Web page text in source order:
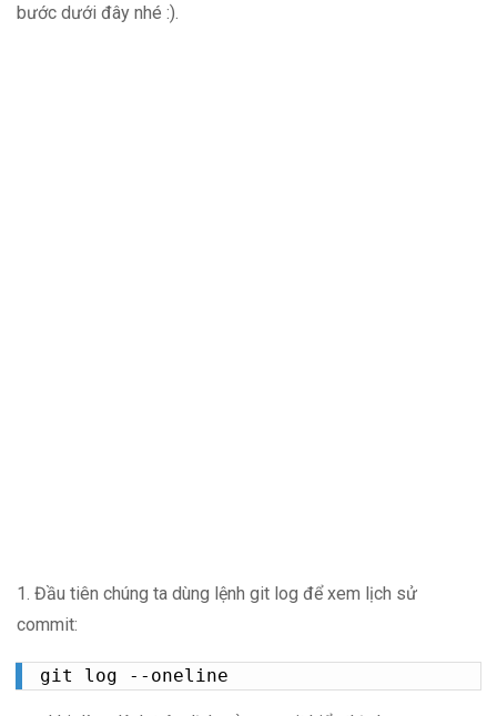
bước dưới đây nhé :).
1. Đầu tiên chúng ta dùng lệnh git log để xem lịch sử
commit:
git log --oneline